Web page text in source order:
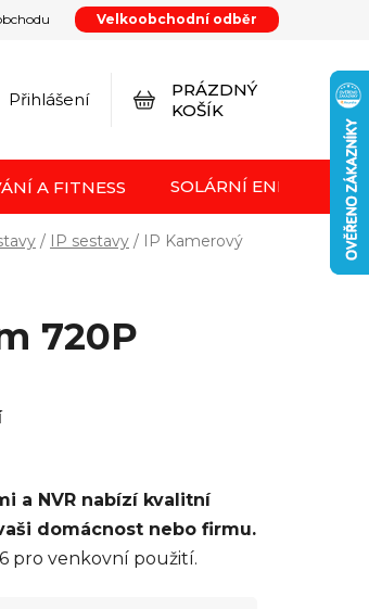
Velkoobchodní odběr
Přihlášení
NÁKUPNÍ
PRÁZDNÝ
KOŠÍK
A FITNESS SOLÁRNÍ ENERGIE FVE
/ IP sestavy / IP Kamerový
720P
a NVR nabízí kvalitní
domácnost nebo firmu.
pro venkovní použití.